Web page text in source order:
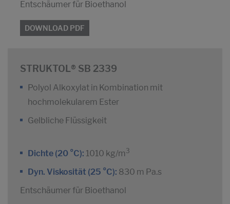
Entschäumer für Bioethanol
DOWNLOAD PDF
STRUKTOL® SB 2339
Polyol Alkoxylat in Kombination mit
hochmolekularem Ester
Gelbliche Flüssigkeit
Dichte (20 °C): 1010 kg/m 3
Dyn. Viskosität (25 °C): 830 m Pa.s
Entschäumer für Bioethanol